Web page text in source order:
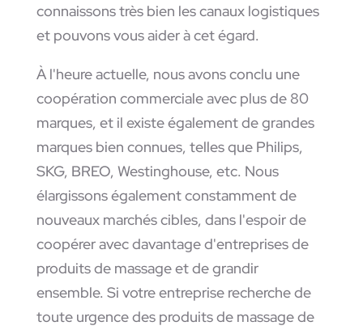
connaissons très bien les canaux logistiques
et pouvons vous aider à cet égard.
À l'heure actuelle, nous avons conclu une
coopération commerciale avec plus de 80
marques, et il existe également de grandes
marques bien connues, telles que Philips,
SKG, BREO, Westinghouse, etc. Nous
élargissons également constamment de
nouveaux marchés cibles, dans l'espoir de
coopérer avec davantage d'entreprises de
produits de massage et de grandir
ensemble. Si votre entreprise recherche de
toute urgence des produits de massage de